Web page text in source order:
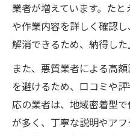
業者が増えています。た
や作業内容を詳しく確認
解消できるため、納得した
また、悪質業者による高
を避けるため、口コミや
応の業者は、地域密着型
が多く、丁寧な説明やア